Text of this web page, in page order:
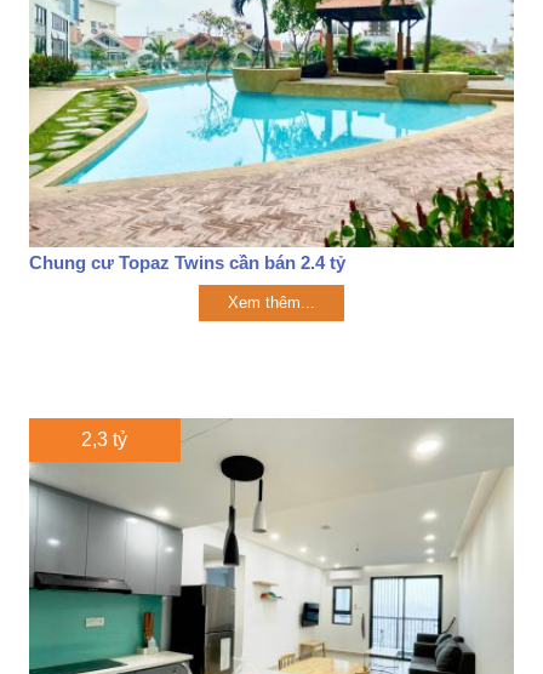
Chung cư Topaz Twins cần bán 2.4 tỷ
Xem thêm...
2,3 tỷ